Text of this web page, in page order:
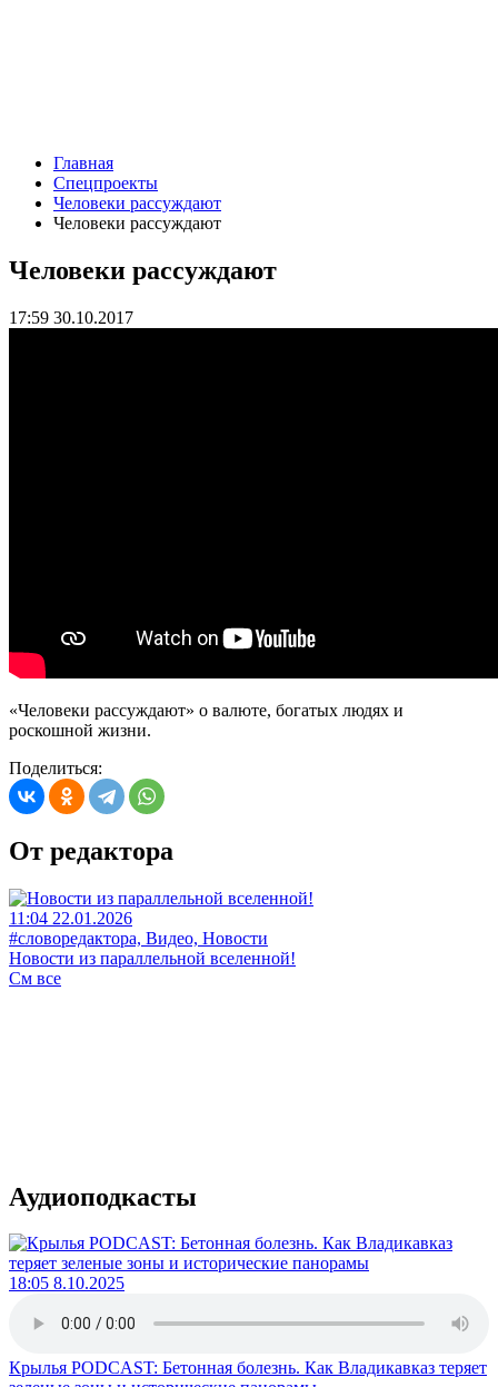
Главная
Спецпроекты
Человеки рассуждают
Человеки рассуждают
Человеки рассуждают
17:59 30.10.2017
«Человеки рассуждают» о валюте, богатых людях и
роскошной жизни.
Поделиться:
От редактора
11:04 22.01.2026
#словоредактора, Видео, Новости
Новости из параллельной вселенной!
См все
Аудиоподкасты
18:05 8.10.2025
Крылья PODCAST: Бетонная болезнь. Как Владикавказ теряет